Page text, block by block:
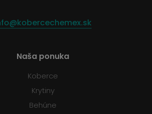
Naša ponuka
Koberce
Krytiny
Behúne